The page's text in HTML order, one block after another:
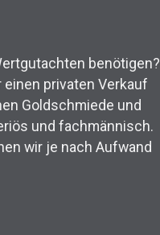
benötigen?
einen privaten Verkauf
Goldschmiede und
und fachmännisch.
wir je nach Aufwand